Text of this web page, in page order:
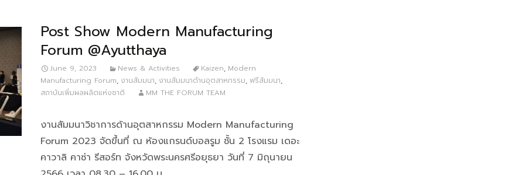
Post Show Modern Manufacturing
Forum @Ayutthaya
June 9, 2023 News & Activities Kaizen, Modern
Manufacturing Forum, งานสัมมนา, งานสัมมนาด้านอุตสาหกรรม, ฟรีสัมมนา,
สถาบันเพิ่มผลผลิตแห่งชาติ
MM THE FORUM TEAM
งานสัมมนาวิชาการด้านอุตสาหกรรม Modern Manufacturing
Forum 2023 จัดขึ้นที่ ณ ห้องแกรนด์บอลรูม ชั้น 2 โรงแรม เดอะ
คาวาลิ คาซ่า รีสอร์ท จังหวัดพระนครศรีอยุธยา วันที่ 7 มิถุนายน